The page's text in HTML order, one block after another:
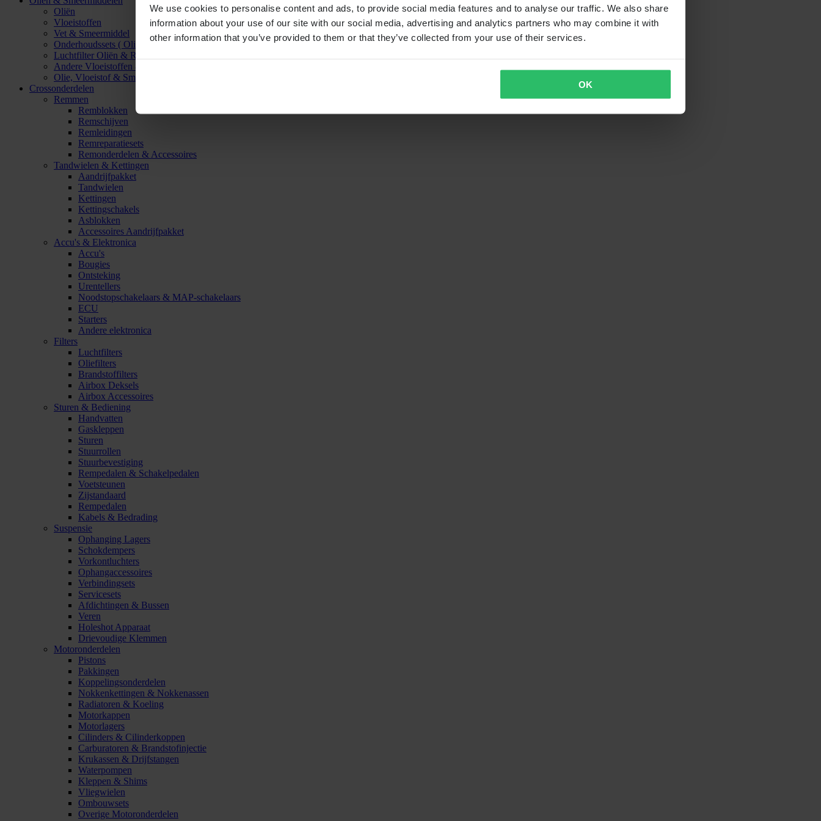
We use cookies to personalise content and ads, to provide social media features and to analyse our traffic. We also share
information about your use of our site with our social media, advertising and analytics partners who may combine it with
other information that you’ve provided to them or that they’ve collected from your use of their services.
OK
Oliën
Vloeistoffen
Vet & Smeermiddel
Onderhoudssets ( Olie & Filter)
Luchtfilter Oliën & Reinigers
Andere Vloeistoffen & Smeermiddelen
Olie, Vloeistof & Smeermiddel Accessoires
Crossonderdelen
Remmen
Remblokken
Remschijven
Remleidingen
Remreparatiesets
Remonderdelen & Accessoires
Tandwielen & Kettingen
Aandrijfpakket
Tandwielen
Kettingen
Kettingschakels
Asblokken
Accessoires Aandrijfpakket
Accu's & Elektronica
Accu's
Bougies
Ontsteking
Urentellers
Noodstopschakelaars & MAP-schakelaars
ECU
Starters
Andere elektronica
Filters
Luchtfilters
Oliefilters
Brandstoffilters
Airbox Deksels
Airbox Accessoires
Sturen & Bediening
Handvatten
Gaskleppen
Sturen
Stuurrollen
Stuurbevestiging
Rempedalen & Schakelpedalen
Voetsteunen
Zijstandaard
Rempedalen
Kabels & Bedrading
Suspensie
Ophanging Lagers
Schokdempers
Vorkontluchters
Ophangaccessoires
Verbindingsets
Servicesets
Afdichtingen & Bussen
Veren
Holeshot Apparaat
Drievoudige Klemmen
Motoronderdelen
Pistons
Pakkingen
Koppelingsonderdelen
Nokkenkettingen & Nokkenassen
Radiatoren & Koeling
Motorkappen
Motorlagers
Cilinders & Cilinderkoppen
Carburatoren & Brandstofinjectie
Krukassen & Drijfstangen
Waterpompen
Kleppen & Shims
Vliegwielen
Ombouwsets
Overige Motoronderdelen